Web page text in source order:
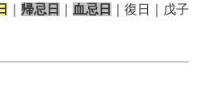
帰忌日 血忌日
｜復日｜戊子